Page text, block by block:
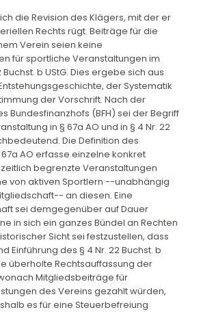
die Revision des Klägers, mit der er
Rechts rügt. Beiträge für die
Verein seien keine
für sportliche Veranstaltungen im
Buchst. b UStG. Dies ergebe sich aus
der Systematik
der Vorschrift. Nach der
Bundesfinanzhofs (BFH) sei der Begriff
in § 67a AO und in § 4 Nr. 22
Die Definition des
AO erfasse einzelne konkret
begrenzte Veranstaltungen
von aktiven Sportlern --unabhängig
an diesen. Eine
sei demgegenüber auf Dauer
in sich ein ganzes Bündel an Rechten
Sicht sei festzustellen, dass
Einführung des § 4 Nr. 22 Buchst. b
überholte Rechtsauffassung der
Mitgliedsbeiträge für
des Vereins gezahlt würden,
es für eine Steuerbefreiung